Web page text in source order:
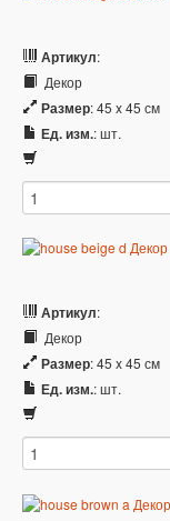
Артикул:
Декор
Размер: 45 x 45 см
Ед. изм.: шт.
Артикул:
Декор
Размер: 45 x 45 см
Ед. изм.: шт.